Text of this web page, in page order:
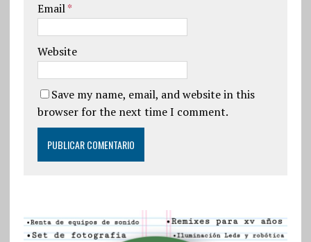
Email*
Website
Save my name, email, and website in this
browser for the next time I comment.